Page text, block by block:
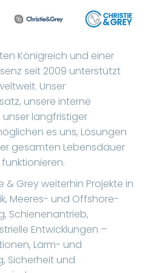
to each project’s
Christie & Grey has
tackling complex
approaches fall short.
to every project, whether
installation, a high-
industrial equipment
load.
Königreich und einer
seit 2009 unterstützt
Unser
unsere interne
langfristiger
es uns, Lösungen
gesamten Lebensdauer
Grey weiterhin Projekte in
Meeres- und Offshore-
Schienenantrieb,
Entwicklungen –
Lärm- und
Sicherheit und